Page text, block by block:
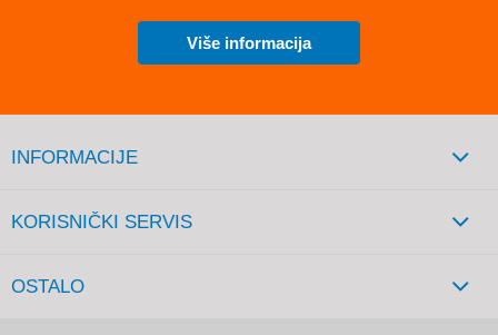
Više informacija
INFORMACIJE
KORISNIČKI SERVIS
OSTALO